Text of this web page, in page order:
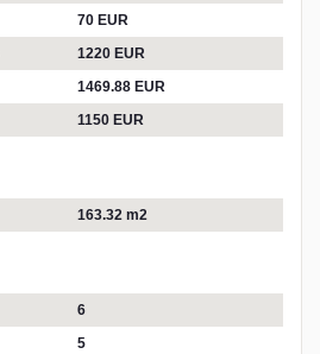
70 EUR
1220 EUR
1469.88 EUR
1150 EUR
163.32 m2
6
5